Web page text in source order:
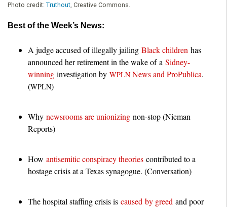
Photo credit: Truthout , Creative Commons.
Best of the Week’s News:
A judge accused of illegally jailing Black children has
announced her retirement in the wake of a Sidney-
winning investigation by WPLN News and ProPublica.
(WPLN)
Why newsrooms are unionizing non-stop (Nieman
Reports)
How antisemitic conspiracy theories contributed to a
hostage crisis at a Texas synagogue. (Conversation)
The hospital staffing crisis is caused by greed and poor